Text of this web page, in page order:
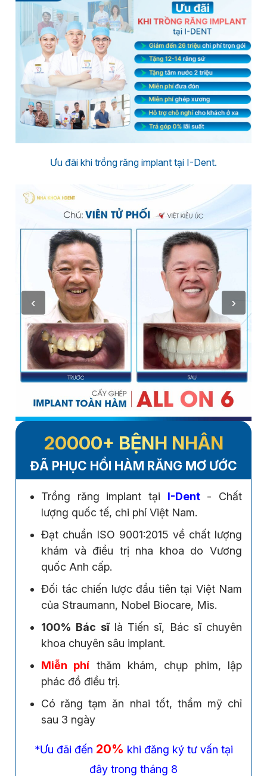
Ưu đãi khi trồng răng implant tại I-Dent.
20000+ BỆNH NHÂN
ĐÃ PHỤC HỒI HÀM RĂNG MƠ ƯỚC
Trồng răng implant tại I-Dent- Chất
lượng quốc tế, chi phí Việt Nam.
Đạt chuẩn ISO 9001:2015 về chất lượng
khám và điều trị nha khoa do Vương
quốc Anh cấp.
Đối tác chiến lược đầu tiên tại Việt Nam
của Straumann, Nobel Biocare, Mis.
100% Bác sĩlà Tiến sĩ, Bác sĩ chuyên
khoa chuyên sâu implant.
Miễn phí thăm khám, chụp phim, lập
phác đồ điều trị.
Có răng tạm ăn nhai tốt, thẩm mỹ chỉ
sau 3 ngày
*Ưu đãi đến 20% khi đăng ký tư vấn tại
đây trong tháng 8